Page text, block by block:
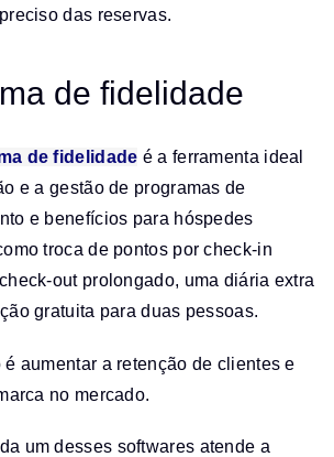
das reservas.
de fidelidade
de fidelidade é a ferramenta ideal
e a gestão de programas de
e benefícios para hóspedes
troca de pontos por check-in
out prolongado, uma diária extra
gratuita para duas pessoas.
aumentar a retenção de clientes e
no mercado.
um desses softwares atende a